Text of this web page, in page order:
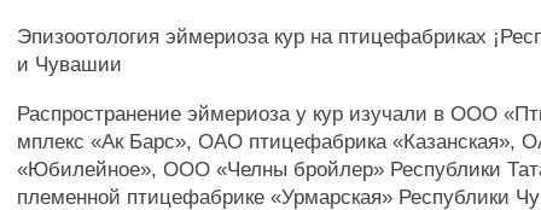
Эпизоотология эймериоза кур на птицефабриках
и Чувашии
Распространение эймериоза у кур изучали в ООО
мплекс «Ак Барс», ОАО птицефабрика «Казанская»,
«Юбилейное», ООО «Челны бройлер» Республики
племенной птицефабрике «Урмарская» Республики